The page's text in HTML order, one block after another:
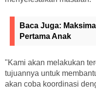
Baca Juga:
Pertama Anak
"Kami akan melakukan
tujuannya untuk
akan coba koordinasi